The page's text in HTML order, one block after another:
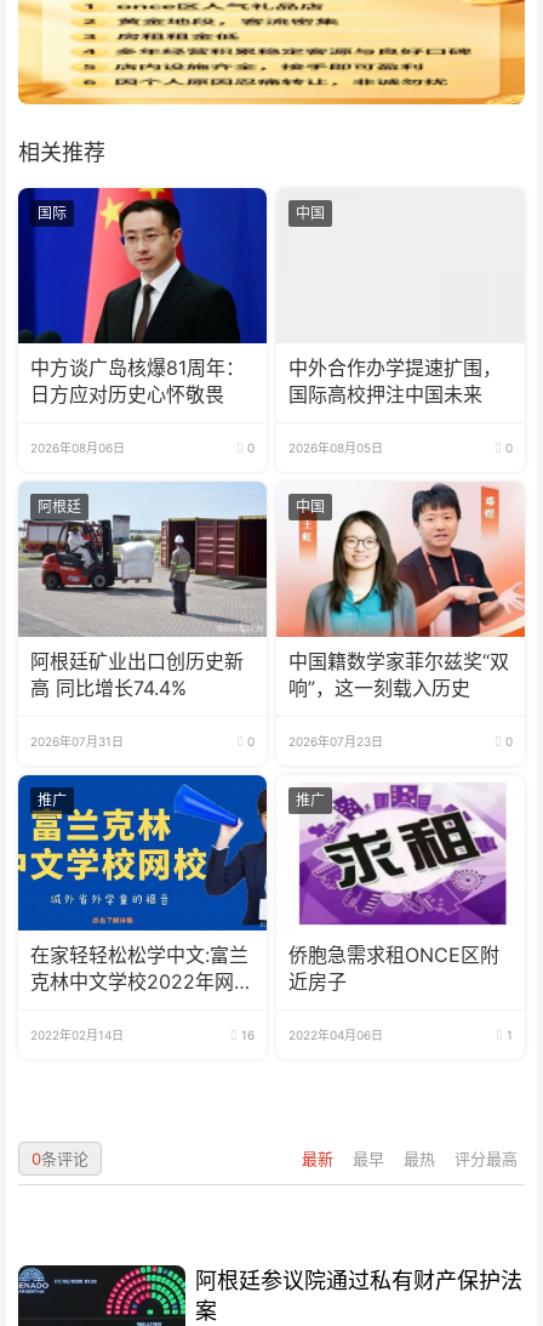
相关推荐
国际
中方谈广岛核爆81周年：
日方应对历史心怀敬畏
2026年08月06日 0
中国
中外合作办学提速扩围，
国际高校押注中国未来
2026年08月05日 0
阿根廷
阿根廷矿业出口创历史新
高 同比增长74.4%
2026年07月31日 0
中国
中国籍数学家菲尔兹奖“双
响”，这一刻载入历史
2026年07月23日 0
推广
在家轻轻松松学中文:富兰
克林中文学校2022年网校
2022年02月14日 16
推广
侨胞急需求租ONCE区附
近房子
2022年04月06日 1
最新 最早 最热 评分最高
0条评论
阿根廷参议院通过私有财产保护法
案